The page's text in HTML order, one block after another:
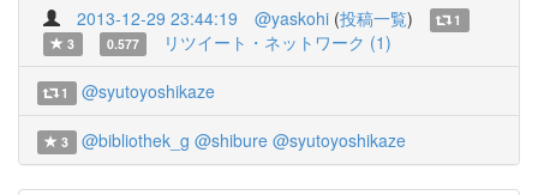
2013-12-29 23:44:19 @yaskohi (投稿一覧)
1
3
0.577 リツイート・ネットワーク (1)
1 @syutoyoshikaze
3 @bibliothek_g @shibure @syutoyoshikaze